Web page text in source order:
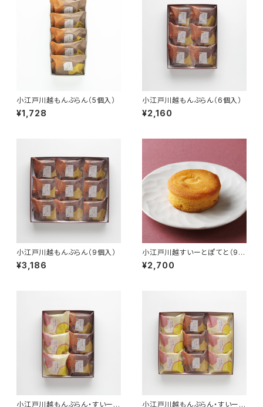
小江戸川越もんぶらん（5個入）
¥1,728
小江戸川越もんぶらん（6個入）
¥2,160
小江戸川越もんぶらん（9個入）
¥3,186
小江戸川越すいーとぽてと（9個
入）
¥2,700
小江戸川越もんぶらん・すいーと
小江戸川越もんぶらん・すいーと